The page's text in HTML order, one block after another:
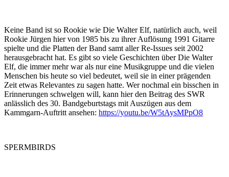
Keine Band ist so Rookie wie Die Walter Elf, natürlich auch, weil
Rookie Jürgen hier von 1985 bis zu ihrer Auflösung 1991 Gitarre
spielte und die Platten der Band samt aller Re-Issues seit 2002
herausgebracht hat. Es gibt so viele Geschichten über Die Walter
Elf, die immer mehr war als nur eine Musikgruppe und die vielen
Menschen bis heute so viel bedeutet, weil sie in einer prägenden
Zeit etwas Relevantes zu sagen hatte. Wer nochmal ein bisschen in
Erinnerungen schwelgen will, kann hier den Beitrag des SWR
anlässlich des 30. Bandgeburtstags mit Auszügen aus dem
Kammgarn-Auftritt ansehen: https://youtu.be/W5tAysMPpO8
SPERMBIRDS